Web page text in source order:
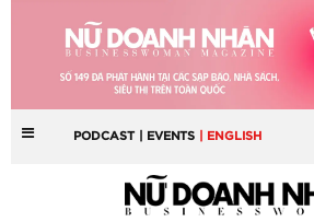
PODCAST | EVENTS | ENGLISH